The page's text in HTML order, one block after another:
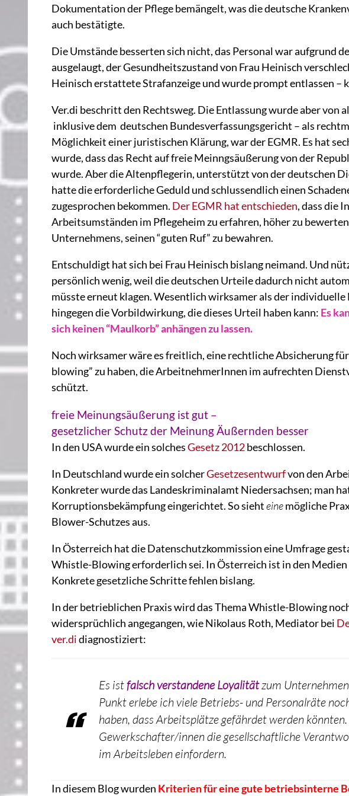
Dokumentation der Pflege bemängelt, was die deutsche
auch bestätigte.
Die Umstände besserten sich nicht, das Personal war aufgrund
ausgelaugt, der Gesundheitszustand von Frau Heinisch
Heinisch erstattete Strafanzeige und wurde prompt entlassen –
Ver.di beschritt den Rechtsweg. Die Entlassung wurde aber von
inklusive dem deutschen Bundesverfassungsgericht – als
Möglichkeit einer juristischen Klärung, war der EGMR. Es hat
wurde, dass das Recht auf freie Meinngsäußerung von der
wurde. Aber die Altenpflegerin, unterstützt von der deutschen
hatte die erforderliche Geduld und schlussendlich einen
zugesprochen bekommen. Der EGMR hat entschieden, dass die
Arbeitsumständen im Pflegeheim zu erfahren, höher zu
Unternehmens, seinen “guten Ruf” zu bewahren.
Entschuldigt hat sich bei Frau Heinisch bislang neimand. Und
persönlich wenig, weil die deutschen Urteile dadurch nicht
müsste erneut klagen. Wesentlich wirksamer als der
hingegen die Vorbildwirkung, die dieses Urteil haben kann: Es
sich keinen “Maulkorb” anhängen zu lassen.
Noch wirksamer wäre es freitlich, eine rechtliche Absicherung
blowing” zu haben, die ArbeitnehmerInnen im aufrechten
schützt.
freie Meinungsäußerung ist gut –
gesetzlicher Schutz der Meinung Äußernden besser
In den USA wurde ein solchesGesetz 2012beschlossen.
In Deutschland wurde ein solcherGesetzesentwurfvon den
Konkreter wurde das Landeskriminalamt Niedersachsen; man
Korruptionsbekämpfung eingerichtet. So siehteinemögliche
Blower-Schutzes aus.
In Österreich hat die Datenschutzkommission eine Umfrage
Whistle-Blowing erforderlich sei. In Österreich ist in den Medien
Konkrete gesetzliche Schritte fehlen bislang.
In der betrieblichen Praxis wird das Thema Whistle-Blowing
widersprüchlich angegangen, wie Nikolaus Roth, Mediator bei
ver.didiagnostiziert:
Es istfalsch verstandene Loyalitätzum
Punkt erlebe ich viele Betriebs- und Personalräte
haben, dass Arbeitsplätze gefährdet werden
Gewerkschafter/innen die gesellschaftliche
im Arbeitsleben einfordern.
In diesem Blog wurden Kriterien für eine gute betriebsinterne